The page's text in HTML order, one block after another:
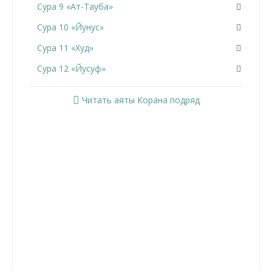
Сура 9 «Ат-Тауба»
Сура 10 «Йунус»
Сура 11 «Худ»
Сура 12 «Йусуф»
Читать аяты Корана подряд